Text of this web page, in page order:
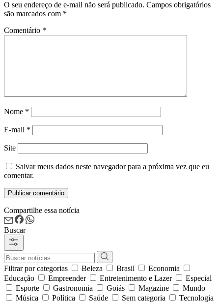
O seu endereço de e-mail não será publicado. Campos obrigatórios
são marcados com *
Comentário *
Nome *
E-mail *
Site
Salvar meus dados neste navegador para a próxima vez que eu
comentar.
Compartilhe essa notícia
Buscar
Filtrar por categorias Beleza Brasil
Economia
Educação
Empreender Entretenimento e Lazer
Especial
Esporte
Gastronomia Goiás Magazine
Mundo
Música
Política Saúde Sem categoria
Tecnologia